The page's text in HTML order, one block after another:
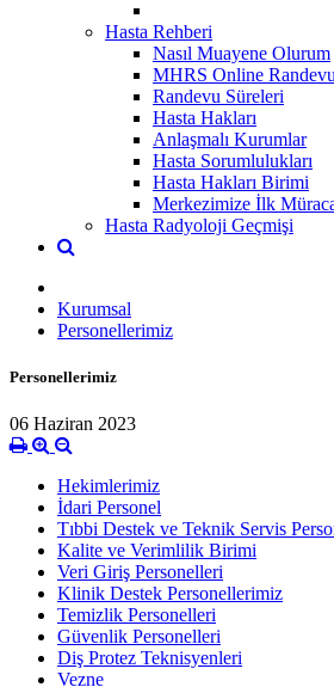
Hasta Rehberi
Nasıl Muayene Olurum
MHRS Online
Randevu Süreleri
Hasta Hakları
Anlaşmalı Kurumlar
Hasta Sorumlulukları
Hasta Hakları Birimi
Merkezimize İlk
Hasta Radyoloji Geçmişi
Kurumsal
Personellerimiz
Personellerimiz
06 Haziran 2023
Hekimlerimiz
İdari Personel
Tıbbi Destek ve Teknik Servis
Kalite ve Verimlilik Birimi
Veri Giriş Personelleri
Klinik Destek Personellerimiz
Temizlik Personelleri
Güvenlik Personelleri
Diş Protez Teknisyenleri
Vezne